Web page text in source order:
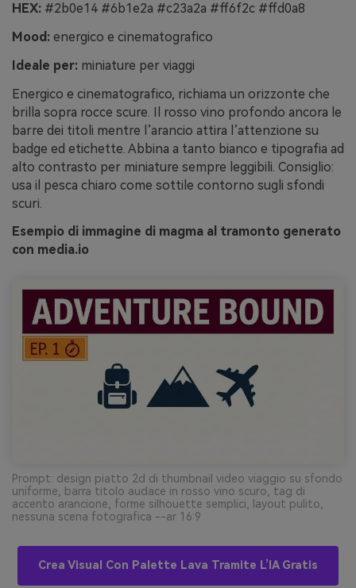
HEX: #2b0e14 #6b1e2a #c23a2a #ff6f2c #ffd0a8
Mood: energico e cinematografico
Ideale per: miniature per viaggi
Energico e cinematografico, richiama un orizzonte che
brilla sopra rocce scure. Il rosso vino profondo ancora le
barre dei titoli mentre l’arancio attira l’attenzione su
badge ed etichette. Abbina a tanto bianco e tipografia ad
alto contrasto per miniature sempre leggibili. Consiglio:
usa il pesca chiaro come sottile contorno sugli sfondi
scuri.
Esempio di immagine di magma al tramonto generato
con media.io
Prompt: design piatto 2d di thumbnail video viaggio su sfondo
uniforme, barra titolo audace in rosso vino scuro, tag di
accento arancione, forme silhouette semplici, layout pulito,
nessuna scena fotografica --ar 16:9
Crea Visual Con Palette Lava Tramite L’IA Gratis